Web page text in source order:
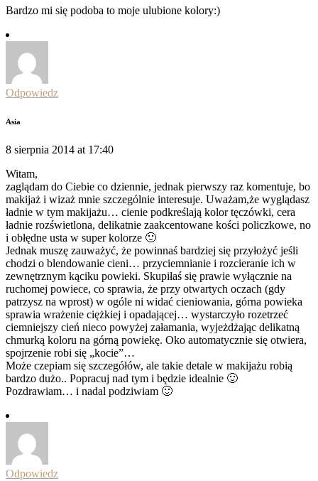
Bardzo mi się podoba to moje ulubione kolory:)
Odpowiedz
Asia
8 sierpnia 2014 at 17:40
Witam,
zaglądam do Ciebie co dziennie, jednak pierwszy raz komentuje, bo
makijaż i wizaż mnie szczególnie interesuje. Uważam,że wyglądasz
ładnie w tym makijażu… cienie podkreślają kolor tęczówki, cera
ładnie rozświetlona, delikatnie zaakcentowane kości policzkowe, no
i obłędne usta w super kolorze 🙂
Jednak muszę zauważyć, że powinnaś bardziej się przyłożyć jeśli
chodzi o blendowanie cieni… przyciemnianie i rozcieranie ich w
zewnętrznym kąciku powieki. Skupiłaś się prawie wyłącznie na
ruchomej powiece, co sprawia, że przy otwartych oczach (gdy
patrzysz na wprost) w ogóle ni widać cieniowania, górna powieka
sprawia wrażenie ciężkiej i opadającej… wystarczyło rozetrzeć
ciemniejszy cień nieco powyżej załamania, wyjeżdżając delikatną
chmurką koloru na górną powiekę. Oko automatycznie się otwiera,
spojrzenie robi się „kocie”…
Może czepiam się szczegółów, ale takie detale w makijażu robią
bardzo dużo.. Popracuj nad tym i będzie idealnie 🙂
Pozdrawiam… i nadal podziwiam 🙂
Odpowiedz